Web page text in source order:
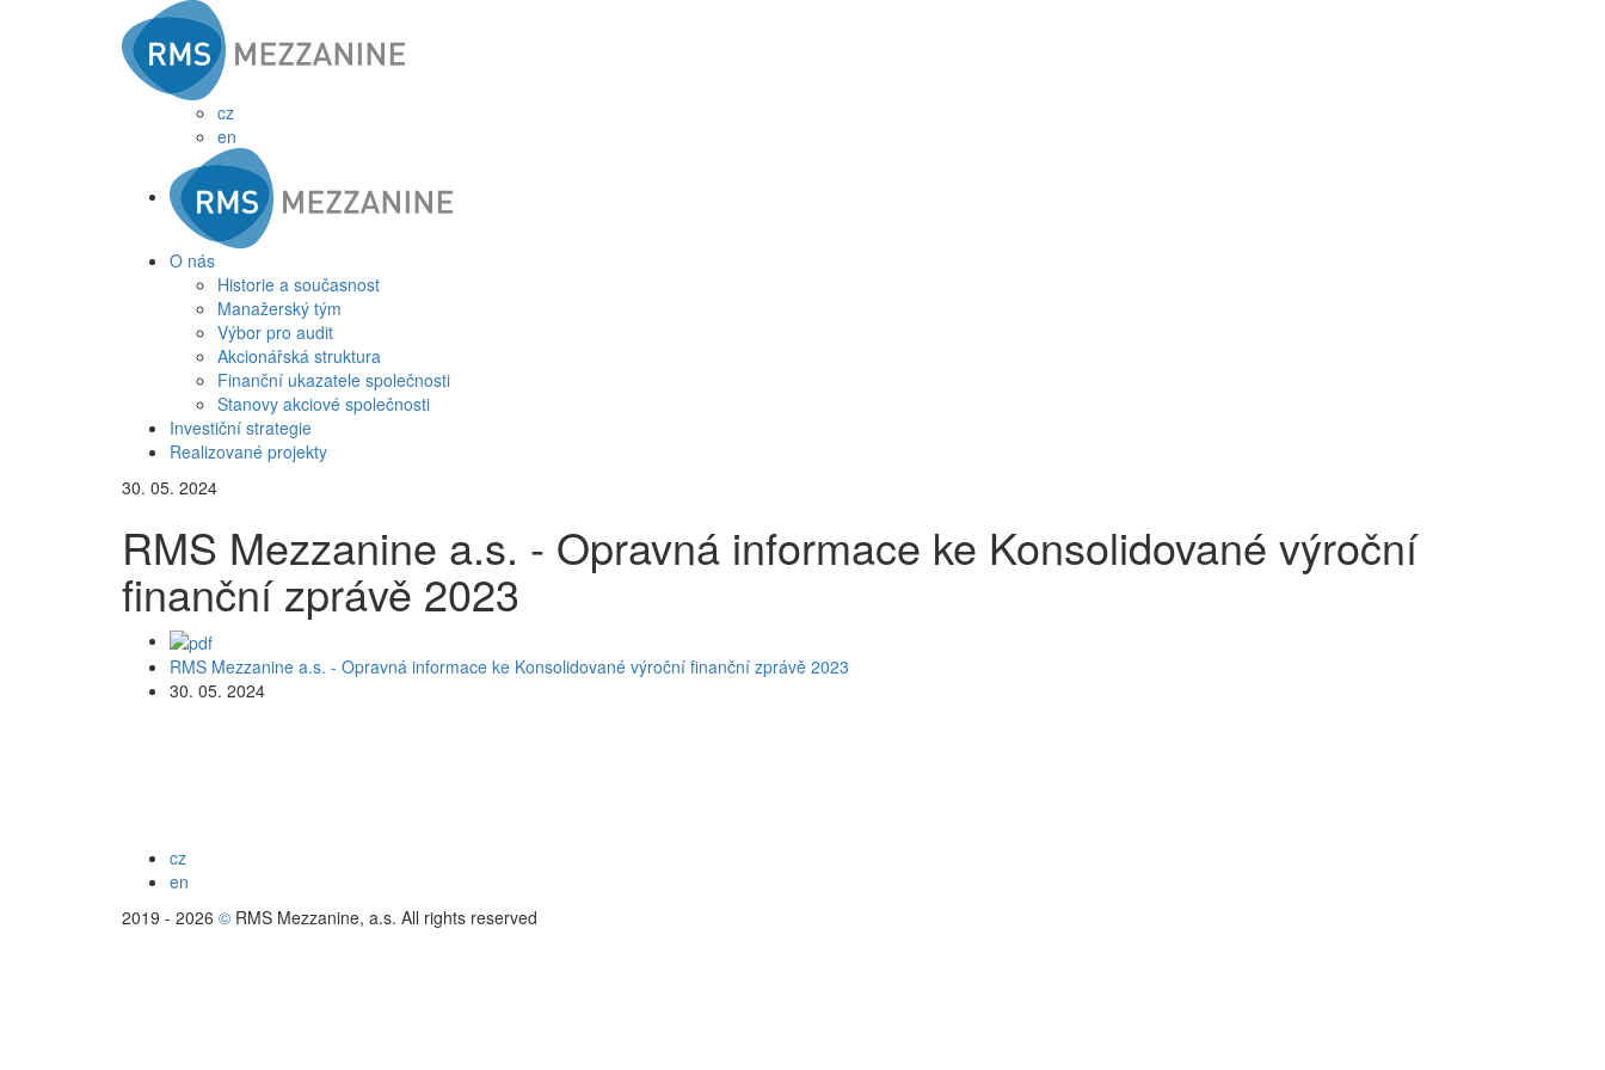
cz
en
O nás
Historie a současnost
Manažerský tým
Výbor pro audit
Akcionářská struktura
Finanční ukazatele společnosti
Stanovy akciové společnosti
Investiční strategie
Realizované projekty
30. 05. 2024
RMS Mezzanine a.s. - Opravná informace ke Konsolidované výroční
finanční zprávě 2023
RMS Mezzanine a.s. - Opravná informace ke Konsolidované výroční finanční zprávě 2023
30. 05. 2024
cz
en
2019 - 2026 © RMS Mezzanine, a.s. All rights reserved